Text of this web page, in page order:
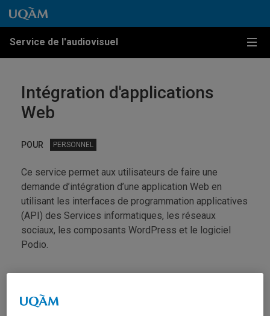
Passer au contenu
Accéder au menu principal
Accéder à la recherche
Passer au contenu
Accéder au menu principal
Service de l'audiovisuel
Intégration d'applications
Web
POUR PERSONNEL
Ce service permet aux utilisateurs de faire une
demande d’intégration d’une application Web en
utilisant les interfaces de programmation applicatives
(API) des Services informatiques, les réseaux
sociaux, les composants WordPress et le logiciel
Podio.